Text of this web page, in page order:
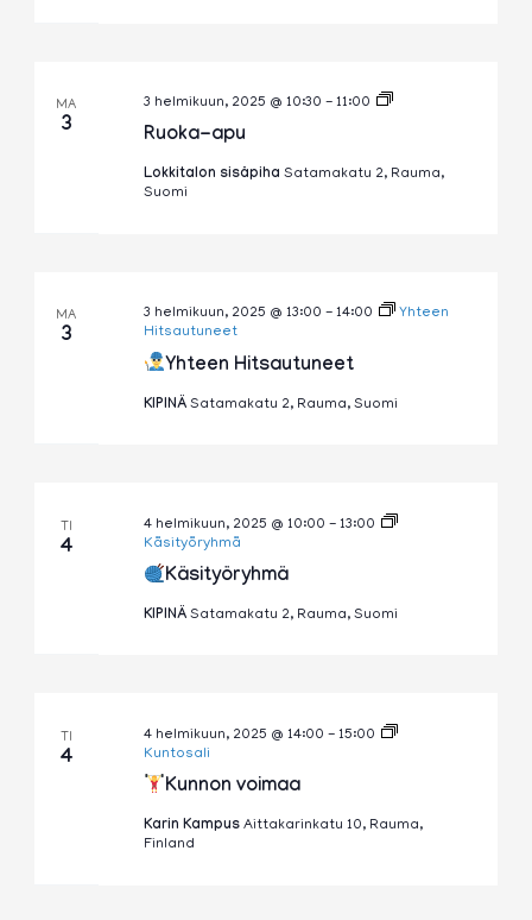
MA
3 Ruoka-apu
3 helmikuun, 2025 @ 10:30 - 11:00
Ruoka-
Lokkitalon sisäpiha Satamakatu 2, Rauma,
Suomi
MA
3
Yhteen Hitsautuneet
3 helmikuun, 2025 @ 13:00 - 14:00
Yhteen
Hitsautuneet
KIPINÄ Satamakatu 2, Rauma, Suomi
TI
4
Käsityöryhmä
4 helmikuun, 2025 @ 10:00 - 13:00
Käsityöryhmä
KIPINÄ Satamakatu 2, Rauma, Suomi
TI
4
Kunnon voimaa
4 helmikuun, 2025 @ 14:00 - 15:00
Kuntosali
Karin Kampus Aittakarinkatu 10, Rauma,
Finland